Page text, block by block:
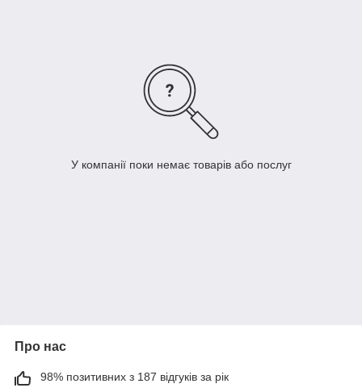
У компанії поки немає товарів або послуг
Про нас
98% позитивних з 187 відгуків за рік